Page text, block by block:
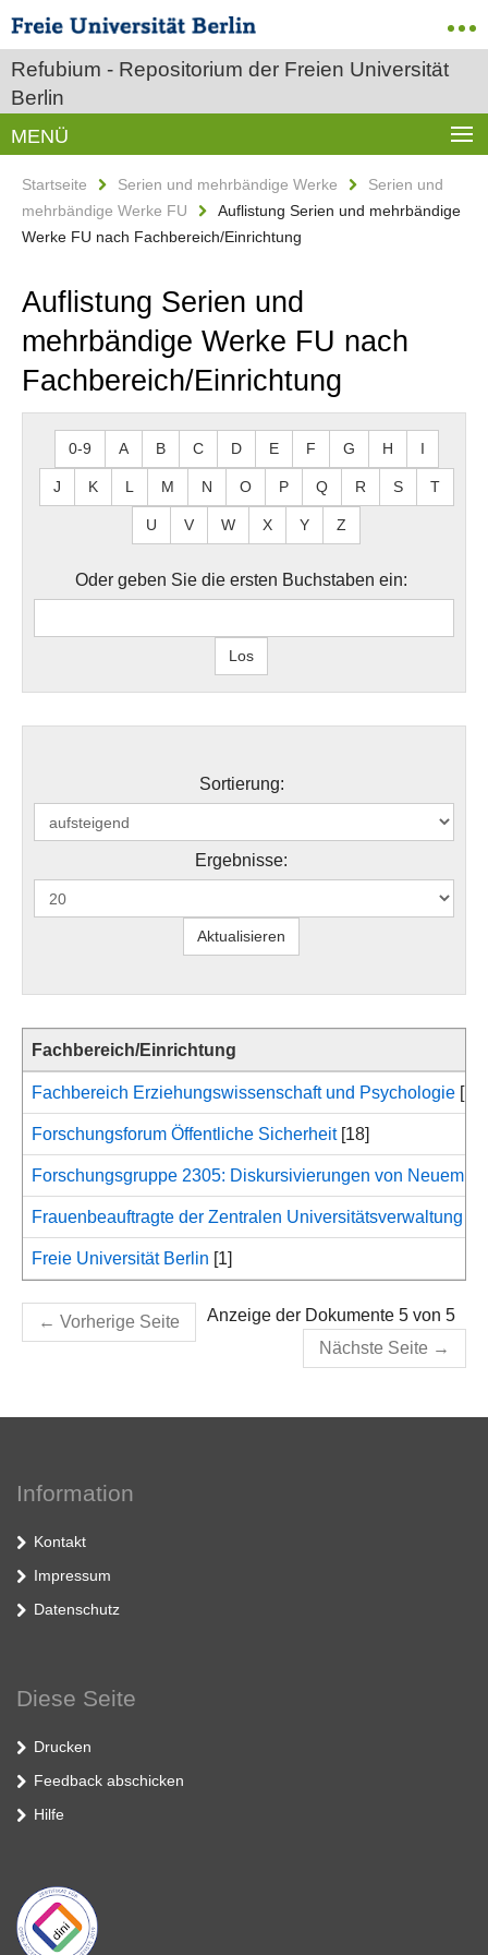
Refubium - Repositorium der Freien Universität
Berlin
MENÜ
Startseite Serien und mehrbändige Werke
Serien und
mehrbändige Werke FU
Auflistung Serien und mehrbändige
Werke FU nach Fachbereich/Einrichtung
Auflistung Serien und
mehrbändige Werke FU nach
Fachbereich/Einrichtung
0-9 A B C D E F G H I
J K L M N O P Q R S T
U V W X Y Z
Oder geben Sie die ersten Buchstaben ein:
Sortierung:
Ergebnisse:
Fachbereich/Einrichtung
Fachbereich Erziehungswissenschaft und Psychologie [1]
Forschungsforum Öffentliche Sicherheit[18]
Forschungsgruppe 2305: Diskursivierungen von Neuem
Frauenbeauftragte der Zentralen Universitätsverwaltung
Freie Universität Berlin [1]
← Vorherige Seite
Anzeige der Dokumente 5 von 5
Nächste Seite →
Information
Kontakt
Impressum
Datenschutz
Diese Seite
Drucken
Feedback abschicken
Hilfe